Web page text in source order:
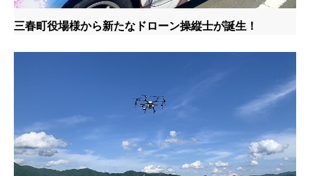
三春町役場様から新たなドローン操縦士が誕生！